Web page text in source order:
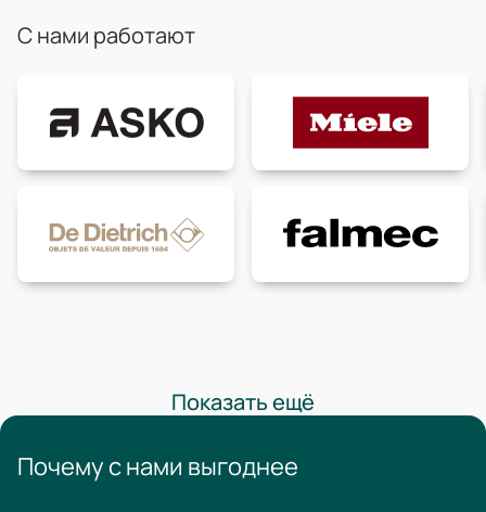
С нами работают
Показать ещё
Почему с нами выгоднее